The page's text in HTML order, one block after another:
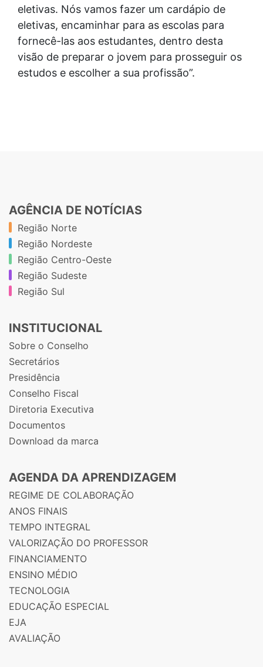
eletivas. Nós vamos fazer um cardápio de
eletivas, encaminhar para as escolas para
fornecê-las aos estudantes, dentro desta
visão de preparar o jovem para prosseguir os
estudos e escolher a sua profissão”.
AGÊNCIA DE NOTÍCIAS
Região Norte
Região Nordeste
Região Centro-Oeste
Região Sudeste
Região Sul
INSTITUCIONAL
Sobre o Conselho
Secretários
Presidência
Conselho Fiscal
Diretoria Executiva
Documentos
Download da marca
AGENDA DA APRENDIZAGEM
REGIME DE COLABORAÇÃO
ANOS FINAIS
TEMPO INTEGRAL
VALORIZAÇÃO DO PROFESSOR
FINANCIAMENTO
ENSINO MÉDIO
TECNOLOGIA
EDUCAÇÃO ESPECIAL
EJA
AVALIAÇÃO